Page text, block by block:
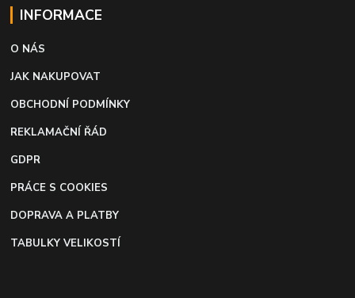
INFORMACE
O NÁS
JAK NAKUPOVAT
OBCHODNÍ PODMÍNKY
REKLAMAČNÍ ŘÁD
GDPR
PRÁCE S COOKIES
DOPRAVA A PLATBY
TABULKY VELIKOSTÍ